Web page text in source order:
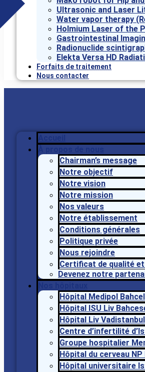
Ultrasonic and Laser
Water vapor therapy
Holmium Laser of the
Gastrointestinal
Radionuclide
Elekta Versa HD
Forfaits de traitement
Nous contacter
Chairman’s message
Notre objectif
Notre vision
Notre mission
Nos valeurs
Notre établissement
Conditions générales
Politique privée
Nous rejoindre
Certificat de qualité
Devenez notre
Hôpital Medipol
Hôpital ISU Liv
Hôpital Liv Vadistanbul
Centre d’infertilité
Groupe hospitalier
Hôpital du cerveau NP
Hôpital universitaire